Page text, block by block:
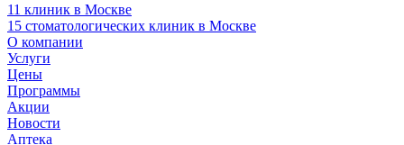
11 клиник в Москве
15 стоматологических клиник в Москве
О компании
Услуги
Цены
Программы
Акции
Новости
Аптека